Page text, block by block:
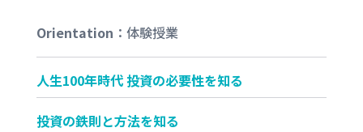
Orientation ： 体験授業
人生100年時代 投資の必要性を知る
投資の鉄則と方法を知る